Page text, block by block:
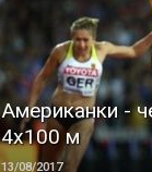
Американки -
4x100 м
13/08/2017